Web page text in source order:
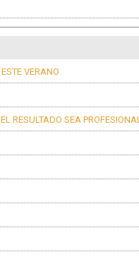
VERANO
RESULTADO SEA PROFESIONAL